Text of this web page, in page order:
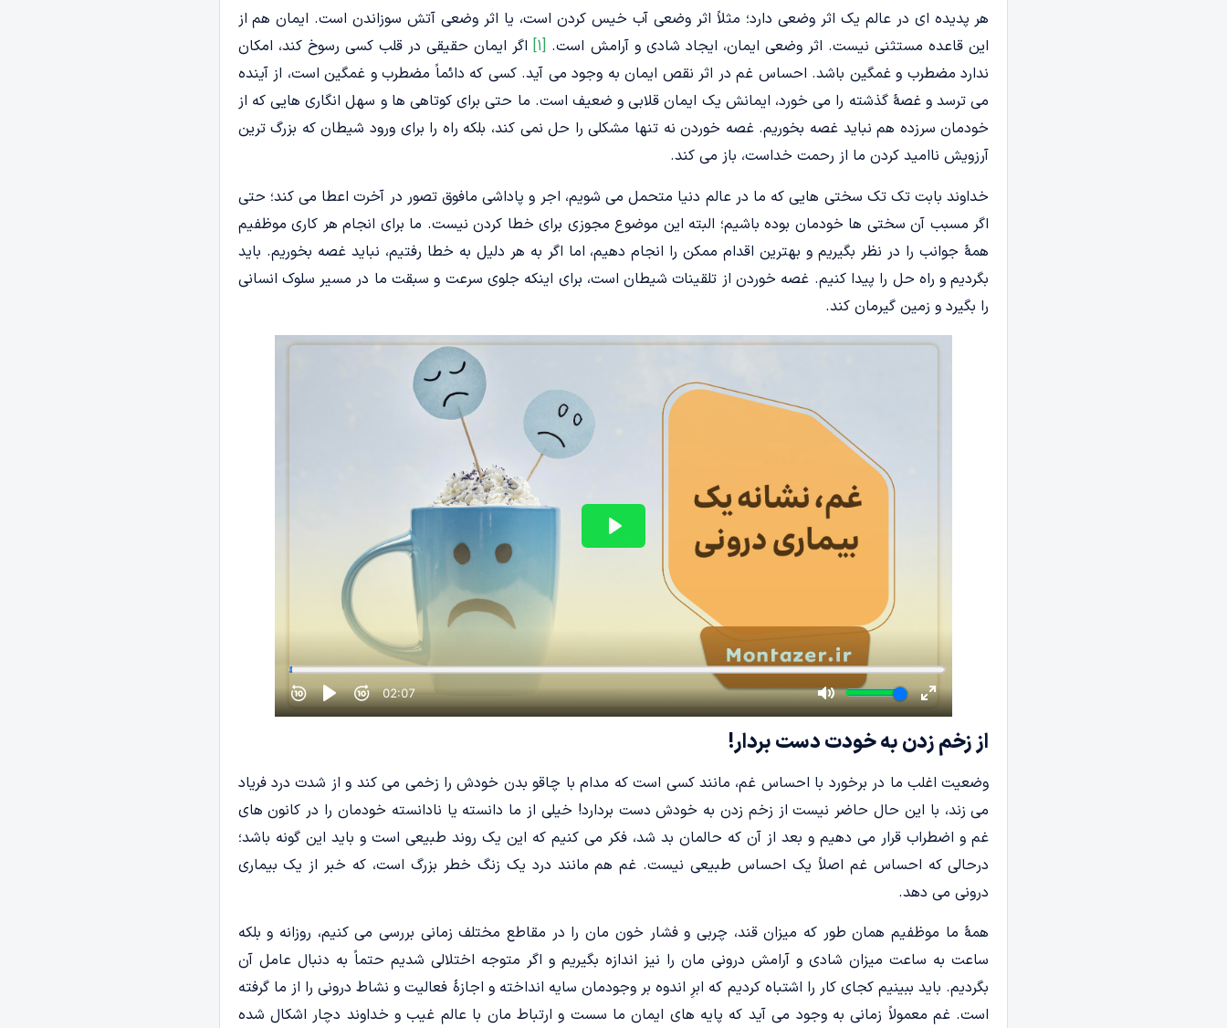
هر پدیده ای در عالم یک اثر وضعی دارد؛ مثلاً اثر وضعی آب خیس کردن است، یا اثر وضعی آتش سوزاندن است. ایمان هم از
این قاعده مستثنی نیست. اثر وضعی ایمان، ایجاد شادی و آرامش است. [1] اگر ایمان حقیقی در قلب کسی رسوخ کند، امکان
ندارد مضطرب و غمگین باشد. احساس غم در اثر نقص ایمان به وجود می آید. کسی که دائماً مضطرب و غمگین است، از آینده
می ترسد و غصۀ گذشته را می خورد، ایمانش یک ایمان قلابی و ضعیف است. ما حتی برای کوتاهی ها و سهل انگاری هایی که از
خودمان سرزده هم نباید غصه بخوریم. غصه خوردن نه تنها مشکلی را حل نمی کند، بلکه راه را برای ورود شیطان که بزرگ ترین
آرزویش ناامید کردن ما از رحمت خداست، باز می کند.
خداوند بابت تک تک سختی هایی که ما در عالم دنیا متحمل می شویم، اجر و پاداشی مافوق تصور در آخرت اعطا می کند؛ حتی
اگر مسبب آن سختی ها خودمان بوده باشیم؛ البته این موضوع مجوزی برای خطا کردن نیست. ما برای انجام هر کاری موظفیم
همۀ جوانب را در نظر بگیریم و بهترین اقدام ممکن را انجام دهیم، اما اگر به هر دلیل به خطا رفتیم، نباید غصه بخوریم. باید
بگردیم و راه حل را پیدا کنیم. غصه خوردن از تلقینات شیطان است، برای اینکه جلوی سرعت و سبقت ما در مسیر سلوک انسانی
را بگیرد و زمین گیرمان کند.
از زخم زدن به خودت دست بردار!
وضعیت اغلب ما در برخورد با احساس غم، مانند کسی است که مدام با چاقو بدن خودش را زخمی می کند و از شدت درد فریاد
می زند، با این حال حاضر نیست از زخم زدن به خودش دست بردارد! خیلی از ما دانسته یا نادانسته خودمان را در کانون های
غم و اضطراب قرار می دهیم و بعد از آن که حالمان بد شد، فکر می کنیم که این یک روند طبیعی است و باید این گونه باشد؛
درحالی که احساس غم اصلاً یک احساس طبیعی نیست. غم هم مانند درد یک زنگ خطر بزرگ است، که خبر از یک بیماری
درونی می دهد.
همۀ ما موظفیم همان طور که میزان قند، چربی و فشار خون مان را در مقاطع مختلف زمانی بررسی می کنیم، روزانه و بلکه
ساعت به ساعت میزان شادی و آرامش درونی مان را نیز اندازه بگیریم و اگر متوجه اختلالی شدیم حتماً به دنبال عامل آن
بگردیم. باید ببینیم کجای کار را اشتباه کردیم که ابرِ اندوه بر وجودمان سایه انداخته و اجازۀ فعالیت و نشاط درونی را از ما گرفته
است. غم معمولاً زمانی به وجود می آید که پایه های ایمان ما سست و ارتباط مان با عالم غیب و خداوند دچار اشکال شده